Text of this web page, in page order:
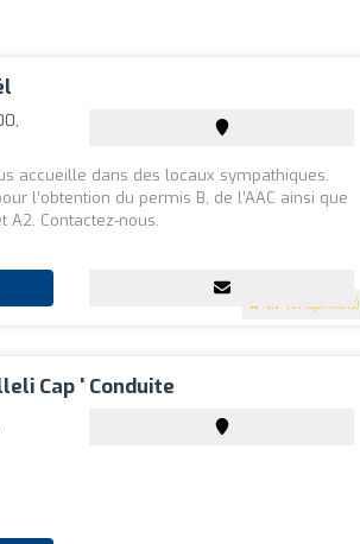
4.7 (37 Opinions)
accueille dans des locaux sympathiques.
l’obtention du permis B, de l’AAC ainsi que
A2. Contactez-nous.
Cap ' Conduite